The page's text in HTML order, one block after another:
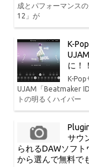
成とパフォーマンス
12」が
K-
に！！
K-Pop
UJAM「Beatmaker
トの明るくハイパー
サウ
られるDAWソフ
から選んで無料で